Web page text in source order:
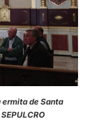
ermita de Santa